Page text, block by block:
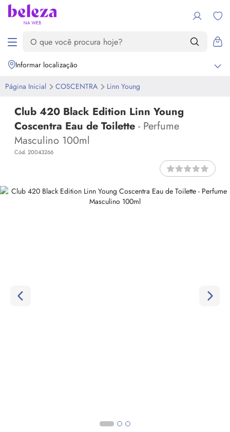
Informar localização
Página Inicial COSCENTRA Linn Young
Club 420 Black Edition Linn Young
Coscentra Eau de Toilette - Perfume
Masculino 100ml
Cód. 20043266